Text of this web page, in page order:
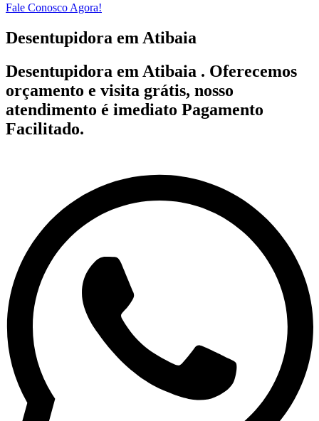
Fale Conosco Agora!
Desentupidora em Atibaia
Desentupidora em Atibaia . Oferecemos
orçamento e visita grátis, nosso
atendimento é imediato Pagamento
Facilitado.